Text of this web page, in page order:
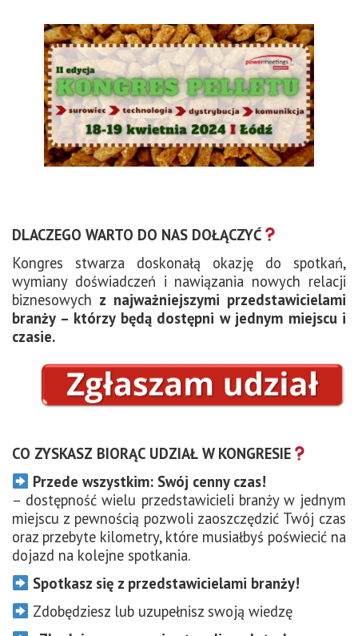
DLACZEGO WARTO DO NAS DOŁĄCZYĆ
Kongres stwarza doskonałą okazję do spotkań,
wymiany doświadczeń i nawiązania nowych relacji
biznesowych z najważniejszymi przedstawicielami
branży – którzy będą dostępni w jednym miejscu i
czasie.
CO ZYSKASZ BIORĄC UDZIAŁ W KONGRESIE
Przede wszystkim: Swój cenny czas!
– dostępność wielu przedstawicieli branży w jednym
miejscu z pewnością pozwoli zaoszczędzić Twój czas
oraz przebyte kilometry, które musiałbyś poświecić na
dojazd na kolejne spotkania.
Spotkasz się z przedstawicielami branży!
Zdobędziesz lub uzupełnisz swoją wiedzę